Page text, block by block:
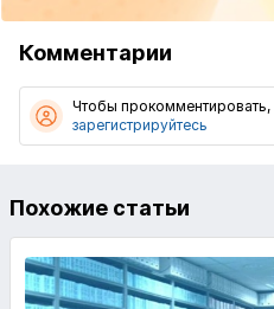
Комментарии
Чтобы прокомментировать,
зарегистрируйтесь
Похожие статьи